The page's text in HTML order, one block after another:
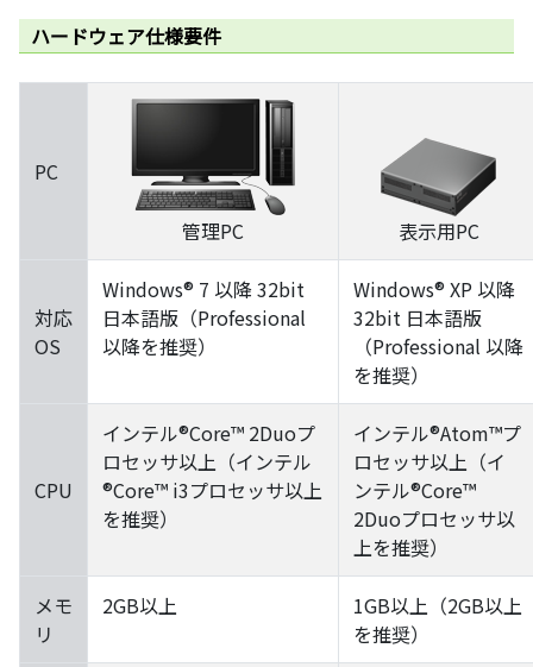
ハードウェア仕様要件
PC
管理PC 表示用PC
対応
OS
Windows® 7 以降 32bit
日本語版（Professional
以降を推奨）
Windows® XP 以降
32bit 日本語版
（Professional 以降
を推奨）
CPU
インテル®Core™ 2Duoプ
ロセッサ以上（インテル
®Core™ i3プロセッサ以上
を推奨）
インテル®Atom™プ
ロセッサ以上（イ
ンテル®Core™
2Duoプロセッサ以
上を推奨）
メモ
リ
2GB以上
1GB以上（2GB以上
を推奨）